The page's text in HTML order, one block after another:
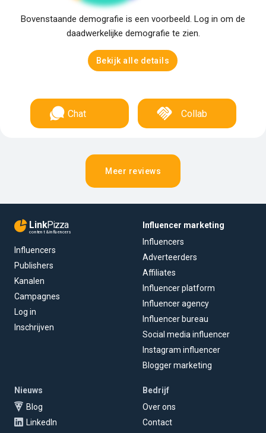
Bovenstaande demografie is een voorbeeld. Log in om de
daadwerkelijke demografie te zien.
Bekijk alle details
Chat Collab
Meer reviews
LinkPizza
content & influencers
Influencers
Publishers
Kanalen
Campagnes
Log in
Inschrijven
Influencer marketing
Influencers
Adverteerders
Affiliates
Influencer platform
Influencer agency
Influencer bureau
Social media influencer
Instagram influencer
Blogger marketing
Nieuws
Blog
LinkedIn
Bedrijf
Over ons
Contact